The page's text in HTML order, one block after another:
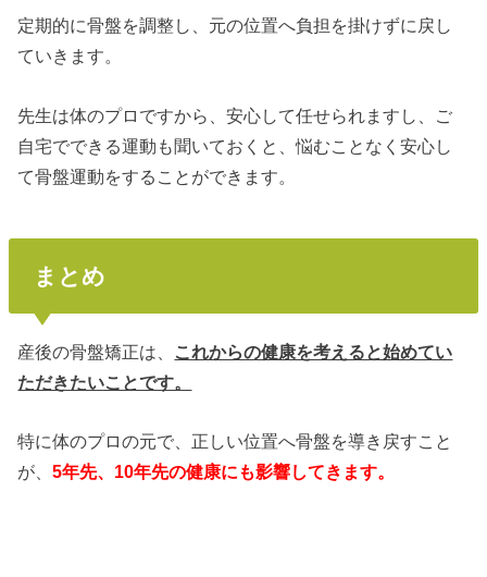
定期的に骨盤を調整し、元の位置へ負担を掛けずに戻し
ていきます。
先生は体のプロですから、安心して任せられますし、ご
自宅でできる運動も聞いておくと、悩むことなく安心し
て骨盤運動をすることができます。
まとめ
産後の骨盤矯正は、 これからの健康を考えると始めてい
ただきたいことです。
特に体のプロの元で、正しい位置へ骨盤を導き戻すこと
が、5年先、10年先の健康にも影響してきます。